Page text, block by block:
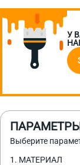
У
Выберите
1. МАТЕРИАЛ